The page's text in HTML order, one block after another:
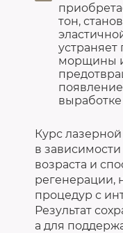
тон,
устраняет
морщины и
выработке
Курс
в
возраста и
регенерации,
процедур с
Результат
а для